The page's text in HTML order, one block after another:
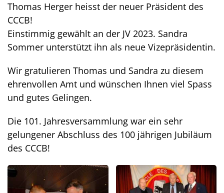
Thomas Herger heisst der neuer Präsident des
CCCB!
Einstimmig gewählt an der JV 2023. Sandra
Sommer unterstützt ihn als neue Vizepräsidentin.
Wir gratulieren Thomas und Sandra zu diesem
ehrenvollen Amt und wünschen Ihnen viel Spass
und gutes Gelingen.
Die 101. Jahresversammlung war ein sehr
gelungener Abschluss des 100 jährigen Jubiläum
des CCCB!